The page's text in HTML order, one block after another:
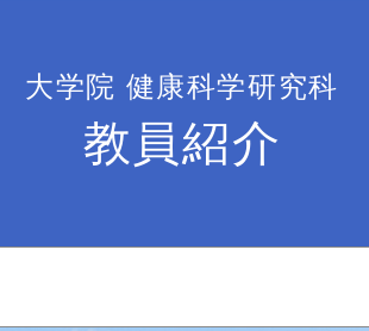
大学院 健康科学研究科
教員紹介